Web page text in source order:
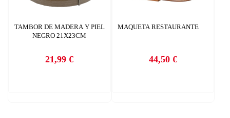
TAMBOR DE MADERA Y PIEL
NEGRO 21X23CM
Precio
21,99 €
MAQUETA RESTAURANTE
Precio
44,50 €